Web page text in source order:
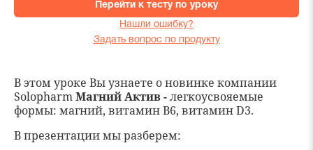
В этом уроке Вы узнаете о новинке компании
SolopharmМагний Актив -легкоусвояемые
формы: магний, витамин В6, витамин D3.
В презентации мы разберем:
Перейти к тесту по уроку
Нашли ошибку?
Задать вопрос по продукту